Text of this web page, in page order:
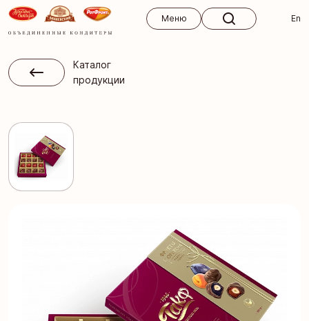
Меню
En
Каталог
продукции